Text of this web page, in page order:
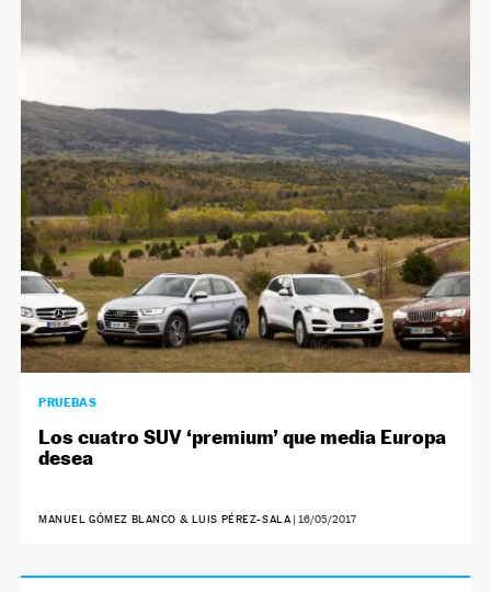
PRUEBAS
Los cuatro SUV ‘premium’ que media Europa
desea
MANUEL GÓMEZ BLANCO & LUIS PÉREZ-SALA | 16/05/2017